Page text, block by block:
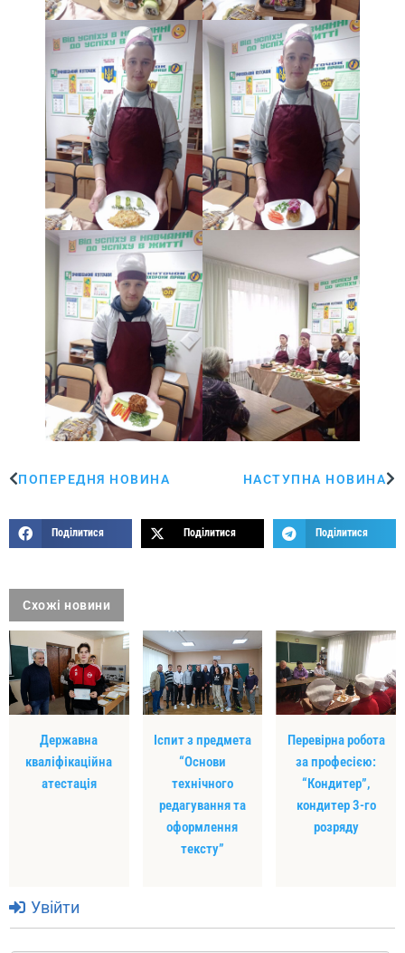
ПОПЕРЕДНЯ НОВИНА НАСТУПНА НОВИНА
Поділитися Поділитися Поділитися
Схожі новини
Державна
кваліфікаційна
атестація
Іспит з предмета
“Основи
технічного
редагування та
оформлення
тексту”
Перевірна робота
за професією:
“Кондитер”,
кондитер 3-го
розряду
Увійти